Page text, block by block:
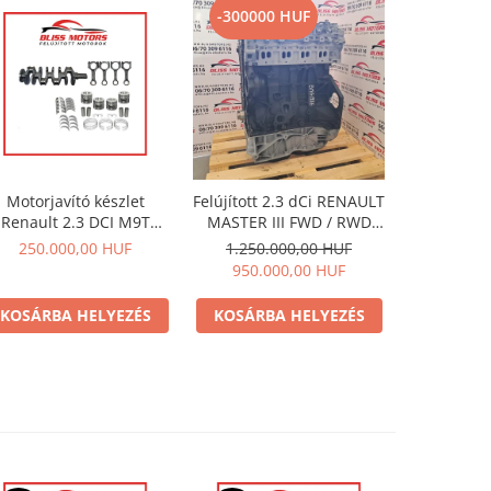
Motorjavító készlet
Renault 2.3 DCI M9T
- Főtengely +
250.000,00 HUF
KOSÁRBA HELYEZÉS
-300000 HUF
Felújított 2.3 dCi RENAULT
MASTER III FWD / RWD
M9T euro5 motor
1.250.000,00 HUF
950.000,00 HUF
KOSÁRBA HELYEZÉS